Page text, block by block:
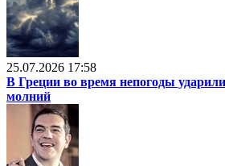
25.07.2026 17:58
В Греции во время непогоды
молний